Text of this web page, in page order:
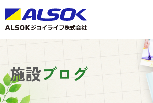
施設ブログ